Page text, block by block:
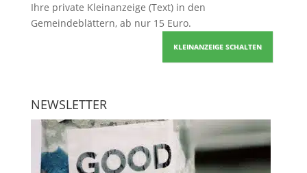
Ihre private Kleinanzeige (Text) in den
Gemeindeblättern, ab nur 15 Euro.
KLEINANZEIGE SCHALTEN
NEWSLETTER